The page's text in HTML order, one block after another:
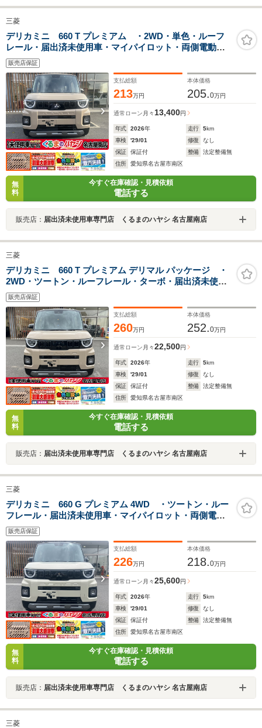
三菱
デリカミニ 660 T プレミアム ・2WD・単色・ルーフ
レール・届出済未使用車・マイパイロット・両側電動ス
ライドドア・シートバックテーブル・アラウンドモニタ
ー・14インチアルミホイール・サーキュレーター・シー
トバックテーブル
販売店保証
支払総額
213万円
本体価格
205.0万円
通常ローン 月々13,400円
年式 2026年 走行 5km
車検
'29/01 修復
なし
保証
保証付 整備
法定整備無
住所
愛知県名古屋市南区
無
料
今すぐ在庫確認・見積依頼
電話する
販売店： 届出済未使用車専門店 くるまのハヤシ 名古屋南店
三菱
デリカミニ 660 T プレミアム デリマル パッケージ ・
2WD・ツートン・ルーフレール・ターボ・届出済未使用
車・12.3インチGooleディスプレイ・ETC2.0・前後ドラ
イブレコーダー・デジタルインナーミラー・アラウンド
モニター
販売店保証
支払総額
260万円
本体価格
252.0万円
通常ローン 月々22,500円
年式 2026年 走行 5km
車検
'29/01 修復
なし
保証
保証付 整備
法定整備無
住所
愛知県名古屋市南区
無
料
今すぐ在庫確認・見積依頼
電話する
販売店： 届出済未使用車専門店 くるまのハヤシ 名古屋南店
三菱
デリカミニ 660 G プレミアム 4WD ・ツートン・ルー
フレール・届出済未使用車・マイパイロット・両側電動
スライドドア・シートバックテーブル・アラウンドモニ
ター・15インチアルミホイール・サーキュレーター・シ
ートバックテーブル
販売店保証
支払総額
226万円
本体価格
218.0万円
通常ローン 月々25,600円
年式 2026年 走行 5km
車検
'29/01 修復
なし
保証
保証付 整備
法定整備無
住所
愛知県名古屋市南区
無
料
今すぐ在庫確認・見積依頼
電話する
販売店： 届出済未使用車専門店 くるまのハヤシ 名古屋南店
三菱